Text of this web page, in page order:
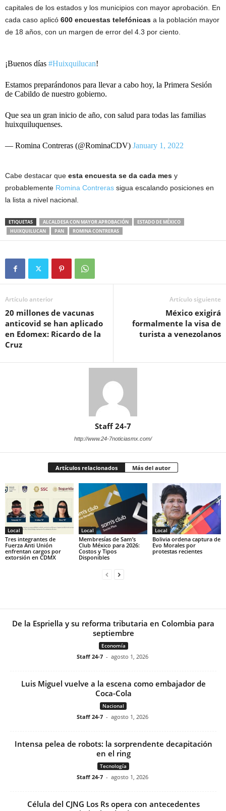
capitales de los estados y los municipios con mayor aprobación. En
cada caso aplicó 600 encuestas telefónicas a la población mayor
de 18 años, con un margen de error del 4.3 por ciento.
¡Buenos días #Huixquilucan!
Estamos preparándonos para llevar a cabo hoy, la Primera Sesión
de Cabildo de nuestro gobierno.
Que sea un gran inicio de año, con salud para todas las familias
huixquiluquenses.
— Romina Contreras (@RominaCDV) January 1, 2022
Cabe destacar que esta encuesta se da cada mes y
probablemente Romina Contreras sigua escalando posiciones en
la lista a nivel nacional.
ETIQUETAS ALCALDESA CON MAYOR APROBACIÓN
ESTADO DE MÉXICO
HUIXQUILUCAN
PAN ROMINA CONTRERAS
Artículo anterior
20 millones de vacunas
anticovid se han aplicado
en Edomex: Ricardo de la
Cruz
Artículo siguiente
México exigirá
formalmente la visa de
turista a venezolanos
Staff 24-7
http://www.24-7noticiasmx.com/
Artículos relacionados Más del autor
Local
Tres integrantes de
Fuerza Anti Unión
enfrentan cargos por
extorsión en CDMX
Local
Membresías de Sam’s
Club México para 2026:
Costos y Tipos
Disponibles
Local
Bolivia ordena captura de
Evo Morales por
protestas recientes
De la Espriella y su reforma tributaria en Colombia para
septiembre
Economía
Staff 24-7 - agosto 1, 2026
Luis Miguel vuelve a la escena como embajador de
Coca-Cola
Nacional
Staff 24-7 - agosto 1, 2026
Intensa pelea de robots: la sorprendente decapitación
en el ring
Tecnología
Staff 24-7 - agosto 1, 2026
Célula del CJNG Los Rs opera con antecedentes